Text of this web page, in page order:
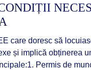
care doresc să
și implică obținerea
Permis de